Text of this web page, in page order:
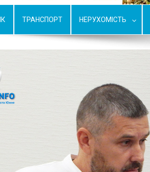
ТРАНСПОРТ НЕРУХОМІСТЬ